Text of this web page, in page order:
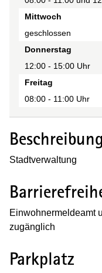
Mittwoch
geschlossen
Donnerstag
12:00 - 15:00 Uhr
Freitag
08:00 - 11:00 Uhr
Beschreibung
Stadtverwaltung
Einwohnermeldeamt
zugänglich
Parkplatz